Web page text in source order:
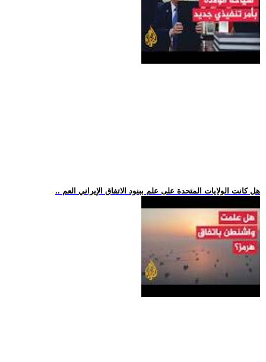
.. هل كانت الولايات المتحدة على علم ببنود الاتفاق الإيراني العم